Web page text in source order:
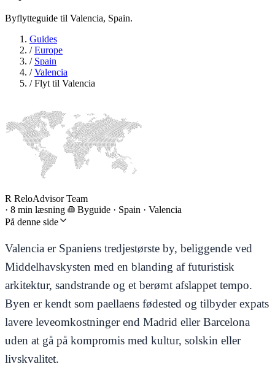
Byflytteguide til Valencia, Spain.
Guides
/Europe
/ Spain
/Valencia
/Flyt til Valencia
R ReloAdvisor Team
· 8 min læsning Byguide · Spain · Valencia
På denne side
Valencia er Spaniens tredjestørste by, beliggende ved
Middelhavskysten med en blanding af futuristisk
arkitektur, sandstrande og et berømt afslappet tempo.
Byen er kendt som paellaens fødested og tilbyder expats
lavere leveomkostninger end Madrid eller Barcelona
uden at gå på kompromis med kultur, solskin eller
livskvalitet.